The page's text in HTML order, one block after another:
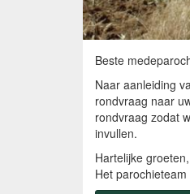
Beste
Naar aanleiding
rondvraag naar
rondvraag zodat
invullen.
Hartelijke groeten,
Het